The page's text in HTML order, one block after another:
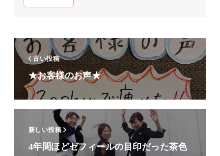
古い投稿
★お客様のお声★
新しい投稿
4年間ほどゼフィールの目印だった茶色